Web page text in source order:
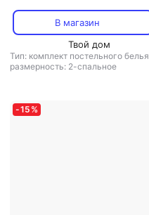
Евро 4680415110233
В магазин
Твой дом
Тип: комплект постельного белья
размерность: 2-спальное
-15 %